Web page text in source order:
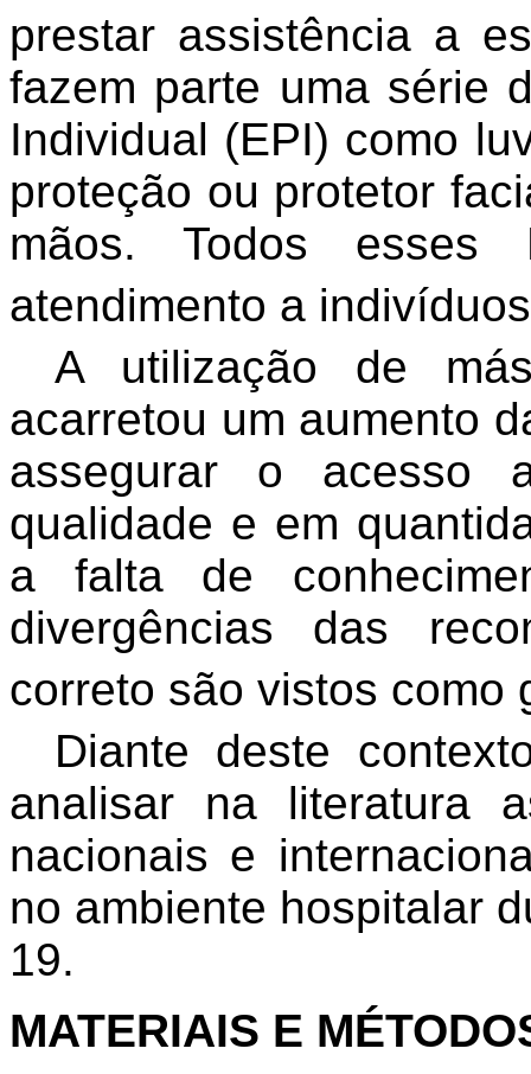
prestar assistência a
fazem parte uma série
Individual (EPI) como
proteção ou protetor
mãos. Todos esses
atendimento a
A utilização de
acarretou um aumento
assegurar o acesso
qualidade e em
a falta de
divergências das
correto são vistos como
Diante deste
analisar na literatura
nacionais e
no ambiente hospitalar
19.
MATERIAIS E